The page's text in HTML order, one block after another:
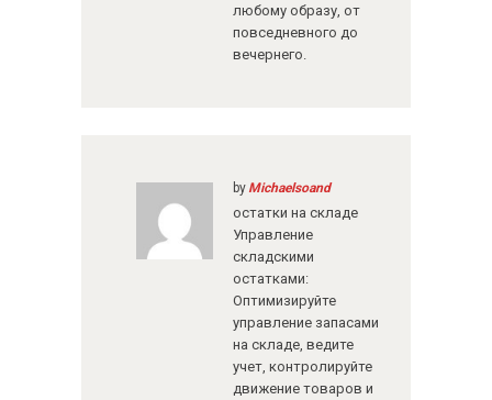
любому образу, от
повседневного до
вечернего.
by Michaelsoand
остатки на складе
Управление
складскими
остатками:
Оптимизируйте
управление запасами
на складе, ведите
учет, контролируйте
движение товаров и